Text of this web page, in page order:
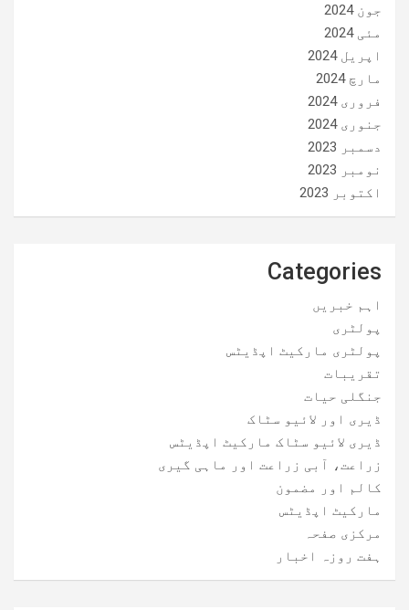
جون 2024
مئی 2024
اپریل 2024
مارچ 2024
فروری 2024
جنوری 2024
دسمبر 2023
نومبر 2023
اکتوبر 2023
Categories
اہم خبریں
پولٹری
پولٹری مارکیٹ اپڈیٹس
تقریبات
جنگلی حیات
ڈیری اور لائیو سٹاک
ڈیری لائیو سٹاک مارکیٹ اپڈیٹس
زراعت، آبی زراعت اور ماہی گیری
کالم اور مضمون
مارکیٹ اپڈیٹس
مرکزی صفحہ
ہفت روزہ اخبار